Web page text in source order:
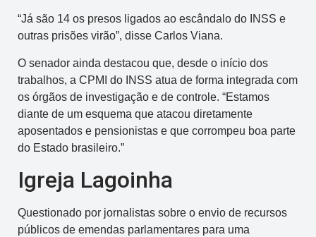
“Já são 14 os presos ligados ao escândalo do INSS e
outras prisões virão”, disse Carlos Viana.
O senador ainda destacou que, desde o início dos
trabalhos, a CPMI do INSS atua de forma integrada com
os órgãos de investigação e de controle. “Estamos
diante de um esquema que atacou diretamente
aposentados e pensionistas e que corrompeu boa parte
do Estado brasileiro.”
Igreja Lagoinha
Questionado por jornalistas sobre o envio de recursos
públicos de emendas parlamentares para uma